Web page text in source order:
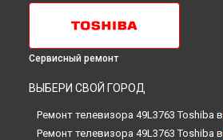
Сервисный ремонт
ВЫБЕРИ СВОЙ ГОРОД
Ремонт телевизора 49L3763 Toshiba в
Ремонт телевизора 49L3763 Toshiba в